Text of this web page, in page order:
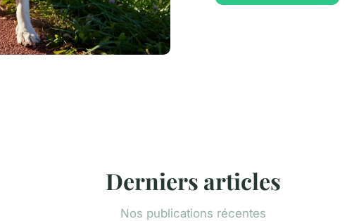
Derniers articles
Nos publications récentes